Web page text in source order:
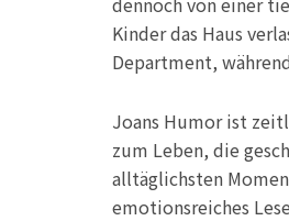
Kinder das Haus
Department,
Joans Humor ist
zum Leben, die
alltäglichsten
emotionsreiches